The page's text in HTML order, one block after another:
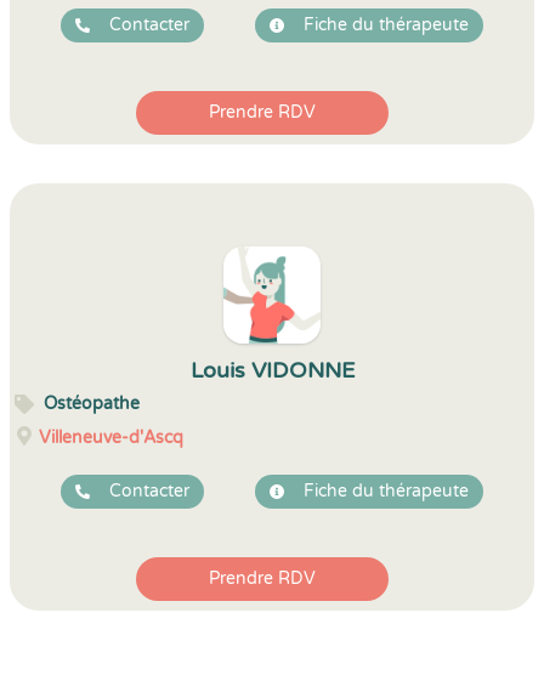
Contacter Fiche du thérapeute
Prendre RDV
Louis VIDONNE
Ostéopathe
Villeneuve-d'Ascq
Contacter Fiche du thérapeute
Prendre RDV